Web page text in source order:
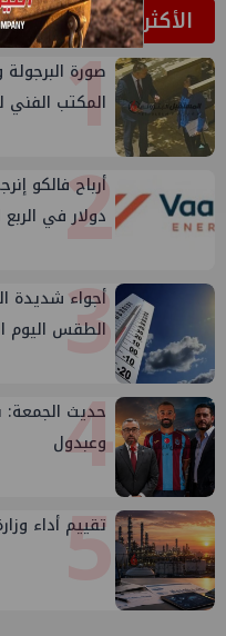
الأكثر قراءة
1
صورة
المكتب الفني
2
دولار في الربع
3
أجواء شديدة
الطقس اليوم الجمعة 7
4
حديث الجمعة:
وعبدول
5
تقييم أداء